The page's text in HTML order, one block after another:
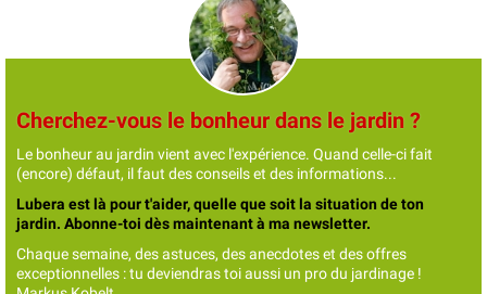
Cherchez-vous le bonheur dans le jardin ?
Le bonheur au jardin vient avec l'expérience. Quand celle-ci fait
(encore) défaut, il faut des conseils et des informations...
Lubera est là pour t'aider, quelle que soit la situation de ton
jardin. Abonne-toi dès maintenant à ma newsletter.
Chaque semaine, des astuces, des anecdotes et des offres
exceptionnelles : tu deviendras toi aussi un pro du jardinage !